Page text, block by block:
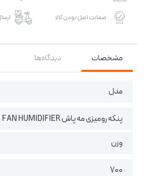
ضمانت اصل بودن کالا
مشخصات دیدگاه‌ها
مدل
پنکه رومیزی مه پاش FAN HUMIDIFIER
وزن
700